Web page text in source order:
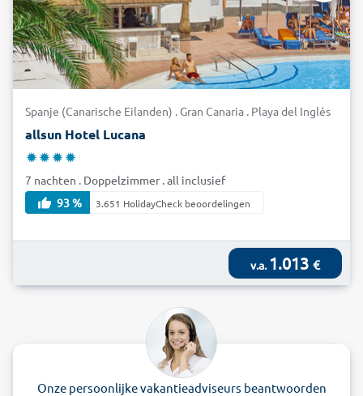
Spanje (Canarische Eilanden) . Gran Canaria . Playa del Inglés
allsun Hotel Lucana
7 nachten . Doppelzimmer . all inclusief
93 %
3.651 HolidayCheck beoordelingen
v.a.1.013 €
Onze persoonlijke vakantieadviseurs beantwoorden